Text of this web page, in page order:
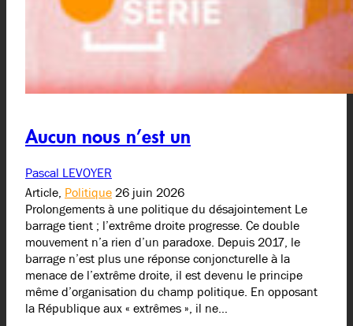
Aucun nous n’est un
Pascal LEVOYER
Article, Politique26 juin 2026
Prolongements à une politique du désajointement Le
barrage tient ; l’extrême droite progresse. Ce double
mouvement n’a rien d’un paradoxe. Depuis 2017, le
barrage n’est plus une réponse conjoncturelle à la
menace de l’extrême droite, il est devenu le principe
même d’organisation du champ politique. En opposant
la République aux « extrêmes », il ne…